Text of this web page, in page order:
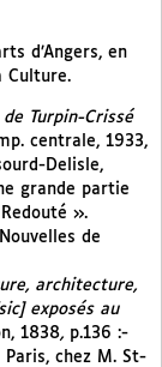
d’Angers, en
Culture.
de Turpin-Crissé
centrale, 1933,
Delisle,
grande partie
».
de
architecture,
exposés au
1838, p.136 :-
chez M. St-